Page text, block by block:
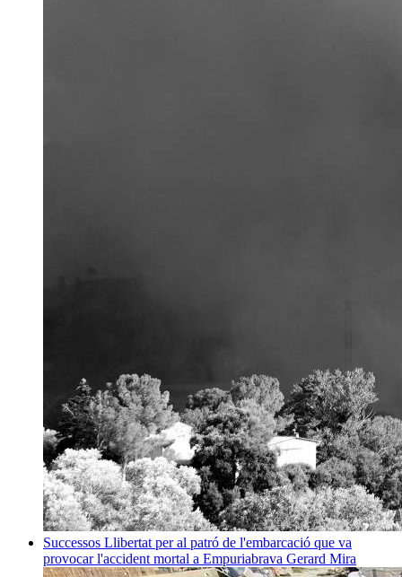
Successos Llibertat per al patró de l'embarcació que va
provocar l'accident mortal a Empuriabrava Gerard Mira